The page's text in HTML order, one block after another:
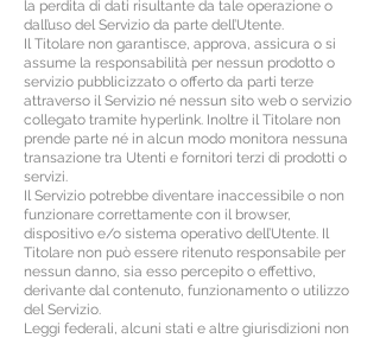
la perdita di dati risultante da tale operazione o
dall’uso del Servizio da parte dell’Utente.
Il Titolare non garantisce, approva, assicura o si
assume la responsabilità per nessun prodotto o
servizio pubblicizzato o offerto da parti terze
attraverso il Servizio né nessun sito web o servizio
collegato tramite hyperlink. Inoltre il Titolare non
prende parte né in alcun modo monitora nessuna
transazione tra Utenti e fornitori terzi di prodotti o
servizi.
Il Servizio potrebbe diventare inaccessibile o non
funzionare correttamente con il browser,
dispositivo e/o sistema operativo dell’Utente. Il
Titolare non può essere ritenuto responsabile per
nessun danno, sia esso percepito o effettivo,
derivante dal contenuto, funzionamento o utilizzo
del Servizio.
Leggi federali, alcuni stati e altre giurisdizioni non